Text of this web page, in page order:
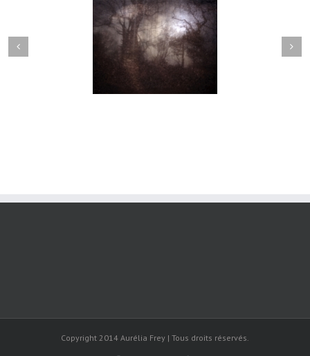
maderley#014
Copyright 2014 Aurélia Frey | Tous droits réservés.